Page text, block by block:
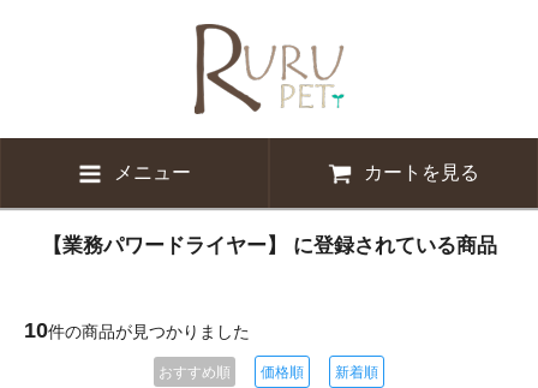
メニュー カートを見る
【業務パワードライヤー】 に登録されている商品
10件の商品が見つかりました
おすすめ順 価格順 新着順